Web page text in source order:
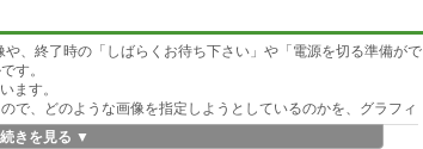
、終了時の「しばらくお待ち下さい」や「電源を切る準備がで
す。
ます。
で、どのような画像を指定しようとしているのかを、グラフィ
きを見る ▼